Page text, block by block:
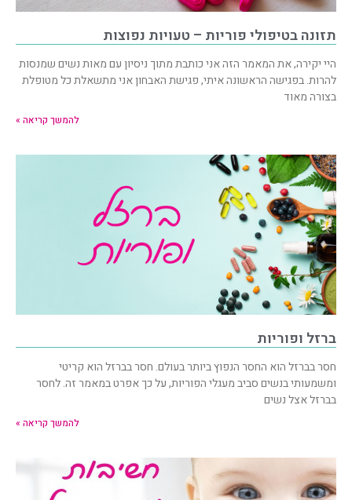
תזונה בטיפולי פוריות – טעויות נפוצות
היי יקירה, את המאמר הזה אני כותבת מתוך ניסיון עם מאות נשים שמנסות
להרות. בפגישה הראשונה איתי, פגישת האבחון אני מתשאלת כל מטופלת
בצורה מאוד
להמשך קריאה »
ברזל ופוריות
חסר בברזל הוא החסר הנפוץ ביותר בעולם. חסר בברזל הוא קריטי
ומשמעותי בנשים סביב מעגלי הפוריות, על כך אפרט במאמר זה. לחסר
בברזל אצל נשים
להמשך קריאה »